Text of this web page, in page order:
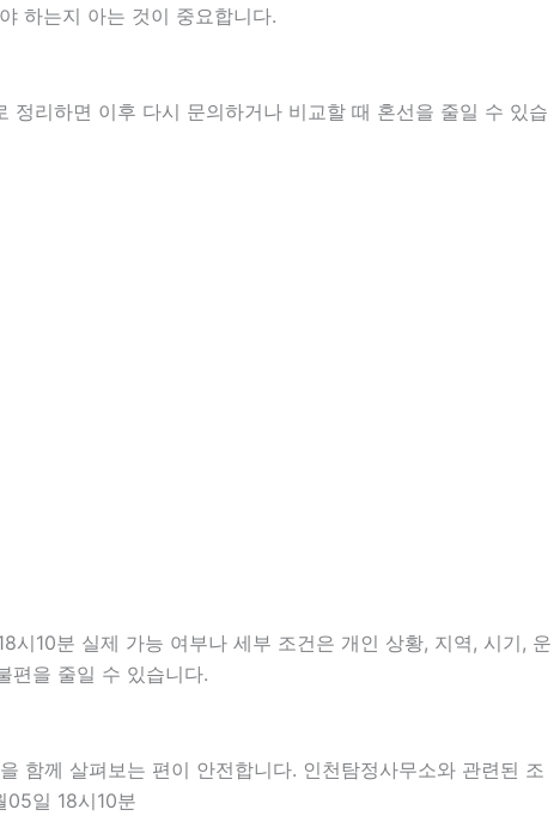
하는지 아는 것이 중요합니다.
리하면 이후 다시 문의하거나 비교할 때 혼선을 줄일 수 있습
10분 실제 가능 여부나 세부 조건은 개인 상황, 지역, 시기, 운
편을 줄일 수 있습니다.
함께 살펴보는 편이 안전합니다. 인천탐정사무소와 관련된 조
05일 18시10분